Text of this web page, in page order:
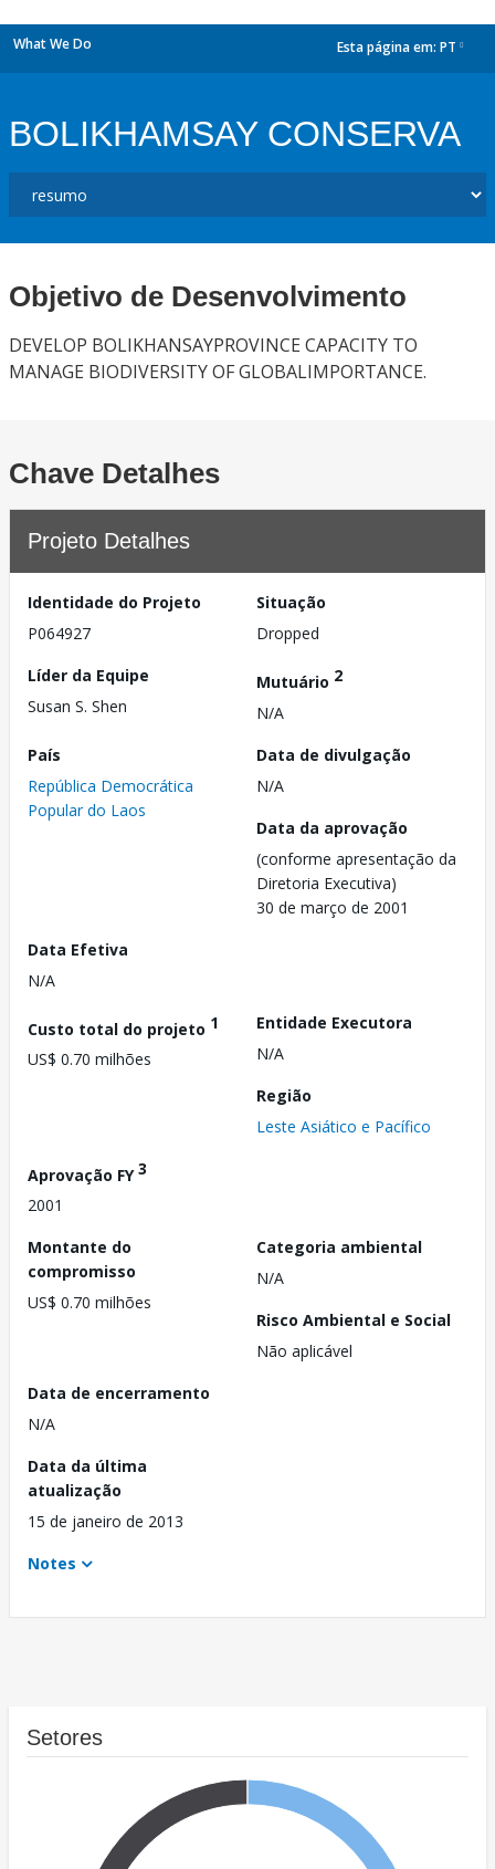
What We Do Esta página em: PT
BOLIKHAMSAY CONSERVA
Objetivo de Desenvolvimento
DEVELOP BOLIKHANSAYPROVINCE CAPACITY TO
MANAGE BIODIVERSITY OF GLOBALIMPORTANCE.
Chave Detalhes
Projeto Detalhes
Identidade do Projeto
P064927
Situação
Dropped
Líder da Equipe
Susan S. Shen
Mutuário 2
N/A
País
República Democrática
Popular do Laos
Data de divulgação
N/A
Data da aprovação
(conforme apresentação da
Diretoria Executiva)
30 de março de 2001
Data Efetiva
N/A
Custo total do projeto 1
US$ 0.70 milhões
Entidade Executora
N/A
Região
Leste Asiático e Pacífico
Aprovação FY3
2001
Montante do
compromisso
US$ 0.70 milhões
Categoria ambiental
N/A
Risco Ambiental e Social
Não aplicável
Data de encerramento
N/A
Data da última
atualização
15 de janeiro de 2013
Notes
Setores